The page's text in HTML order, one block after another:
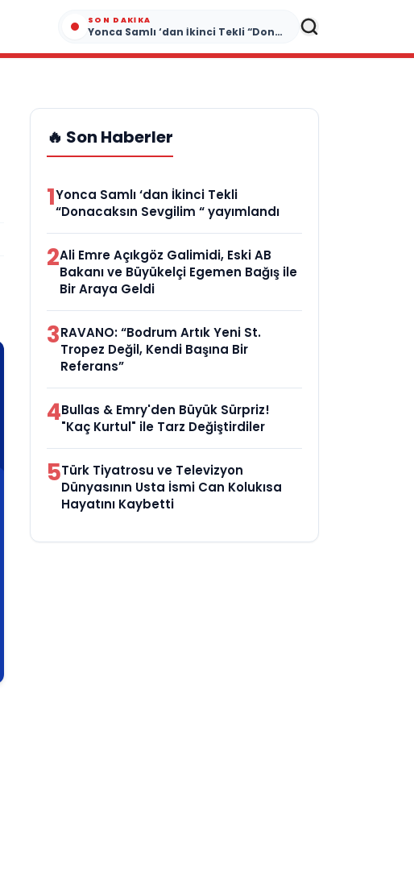
SON DAKIKA
Yonca Samlı ‘dan İkinci Tekli “Donacaksın Sevgilim “ yayımlandı
🔥 Son Haberler
1Yonca Samlı ‘dan İkinci Tekli
“Donacaksın Sevgilim “ yayımlandı
2Ali Emre Açıkgöz Galimidi, Eski AB
Bakanı ve Büyükelçi Egemen Bağış ile
Bir Araya Geldi
3RAVANO: “Bodrum Artık Yeni St.
Tropez Değil, Kendi Başına Bir
Referans”
4Bullas & Emry'den Büyük Sürpriz!
"Kaç Kurtul" ile Tarz Değiştirdiler
5Türk Tiyatrosu ve Televizyon
Dünyasının Usta İsmi Can Kolukısa
Hayatını Kaybetti